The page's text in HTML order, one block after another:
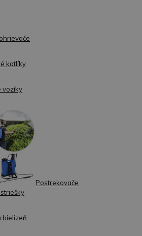
kotlíky
vozíky
Postrekovače
bielizeň